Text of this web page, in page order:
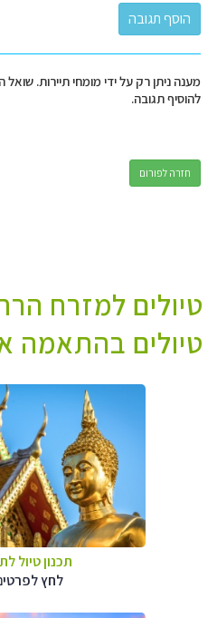
מענה ניתן רק על ידי מומחי תיירות.
להוסיף תגובה.
חזרה לפורום
טיולים למזרח
טיולים בהתאמה
תכנון טיול
לחץ